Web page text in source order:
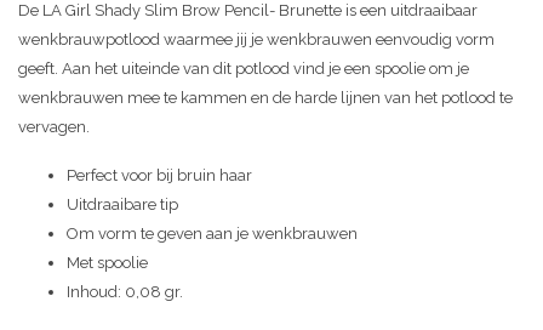
De LA Girl Shady Slim Brow Pencil- Brunette is een uitdraaibaar
wenkbrauwpotlood waarmee jij je wenkbrauwen eenvoudig vorm
geeft. Aan het uiteinde van dit potlood vind je een spoolie om je
wenkbrauwen mee te kammen en de harde lijnen van het potlood te
vervagen.
Perfect voor bij bruin haar
Uitdraaibare tip
Om vorm te geven aan je wenkbrauwen
Met spoolie
Inhoud: 0,08 gr.